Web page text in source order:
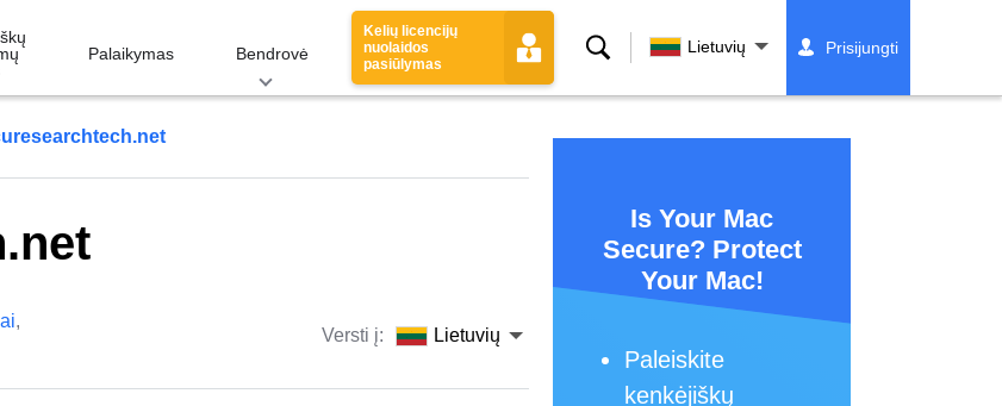
Palaikymas Bendrovė
Kelių licencijų
nuolaidos
pasiūlymas
Paieška Lietuvių Prisijungti
,
Versti į: Lietuvių
Is Your Mac
Secure? Protect
Your Mac!
Paleiskite
kenkėjiškų